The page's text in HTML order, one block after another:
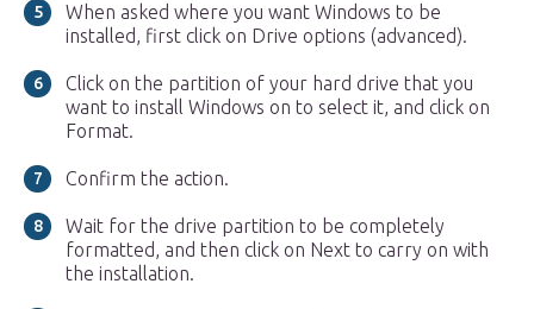
When asked where you want Windows to be
installed, first click on Drive options (advanced).
Click on the partition of your hard drive that you
want to install Windows on to select it, and click on
Format.
Confirm the action.
Wait for the drive partition to be completely
formatted, and then click on Next to carry on with
the installation.